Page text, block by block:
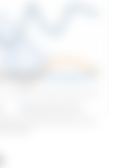
passiva semanal nas
MAPA.